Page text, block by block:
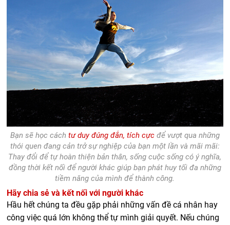
Bạn sẽ học cách tư duy đúng đắn, tích cựcđể vượt qua những
thói quen đang cản trở sự nghiệp của bạn một lần và mãi mãi:
Thay đổi để tự hoàn thiện bản thân, sống cuộc sống có ý nghĩa,
đồng thời kết nối để người khác giúp bạn phát huy tối đa những
tiềm năng của mình để thành công.
Hãy chia sẻ và kết nối với người khác
Hầu hết chúng ta đều gặp phải những vấn đề cá nhân hay
công việc quá lớn không thể tự mình giải quyết. Nếu chúng